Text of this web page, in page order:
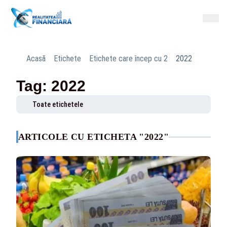
Acasă Etichete Etichete care încep cu 2 2022
Tag: 2022
Toate etichetele
ARTICOLE CU ETICHETA "2022"